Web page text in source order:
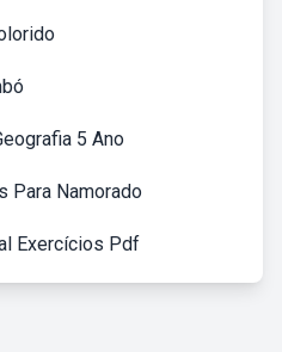
5 Ano
Para Namorado
Exercícios Pdf